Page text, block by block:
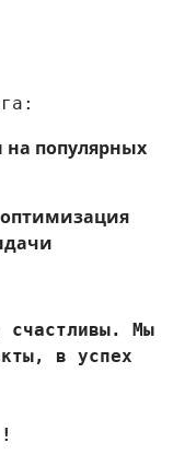
популярных
оптимизация
счастливы. Мы
в успех